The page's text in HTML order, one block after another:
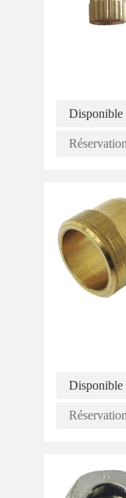
Disponible
Disponible